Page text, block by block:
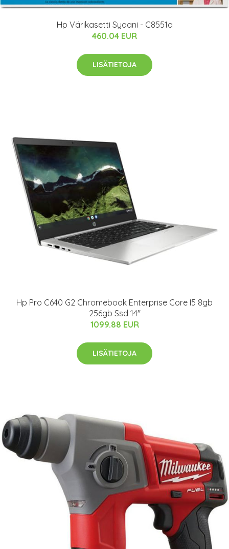
Hp Värikasetti Syaani - C8551a
460.04 EUR
LISÄTIETOJA
Hp Pro C640 G2 Chromebook Enterprise Core I5 8gb
256gb Ssd 14"
1099.88 EUR
LISÄTIETOJA